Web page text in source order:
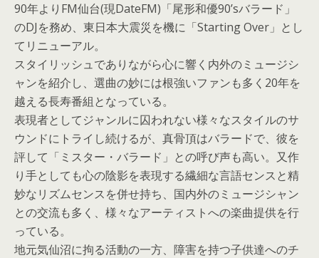
90年よりFM仙台(現DateFM)「尾形和優90’sバラード」
のDJを務め、東日本大震災を機に「Starting Over」とし
てリニューアル。
スタイリッシュでありながら心に響く内外のミュージシ
ャンを紹介し、選曲の妙には根強いファンも多く20年を
越える長寿番組となっている。
表現者としてジャンルに囚われない様々なスタイルのサ
ウンドにトライし続けるが、真骨頂はバラードで、彼を
評して「ミスター・バラード」との呼び声も高い。又作
り手としても心の陰影を表現する繊細な言語センスと精
妙なリズムセンスを併せ持ち、国内外のミュージシャン
との交流も多く、様々なアーティストへの楽曲提供を行
っている。
地元気仙沼に拘る活動の一方、障害を持つ子供達へのチ